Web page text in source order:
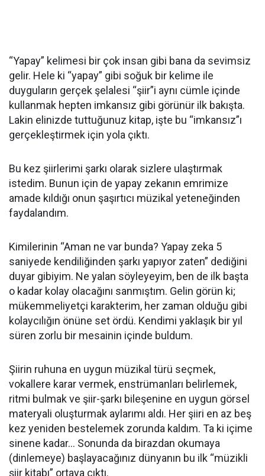
“Yapay” kelimesi bir çok insan gibi bana da sevimsiz
gelir. Hele ki “yapay” gibi soğuk bir kelime ile
duyguların gerçek şelalesi “şiir”i aynı cümle içinde
kullanmak hepten imkansız gibi görünür ilk bakışta.
Lakin elinizde tuttuğunuz kitap, işte bu “imkansız”ı
gerçekleştirmek için yola çıktı.
Bu kez şiirlerimi şarkı olarak sizlere ulaştırmak
istedim. Bunun için de yapay zekanın emrimize
amade kıldığı onun şaşırtıcı müzikal yeteneğinden
faydalandım.
Kimilerinin “Aman ne var bunda? Yapay zeka 5
saniyede kendiliğinden şarkı yapıyor zaten” dediğini
duyar gibiyim. Ne yalan söyleyeyim, ben de ilk başta
o kadar kolay olacağını sanmıştım. Gelin görün ki;
mükemmeliyetçi karakterim, her zaman olduğu gibi
kolaycılığın önüne set ördü. Kendimi yaklaşık bir yıl
süren zorlu bir mesainin içinde buldum.
Şiirin ruhuna en uygun müzikal türü seçmek,
vokallere karar vermek, enstrümanları belirlemek,
ritmi bulmak ve şiir-şarkı bileşenine en uygun görsel
materyali oluşturmak aylarımı aldı. Her şiiri en az beş
kez yeniden bestelemek zorunda kaldım. Ta ki içime
sinene kadar… Sonunda da birazdan okumaya
(dinlemeye) başlayacağınız dünyanın bu ilk “müzikli
şiir kitabı” ortaya çıktı.